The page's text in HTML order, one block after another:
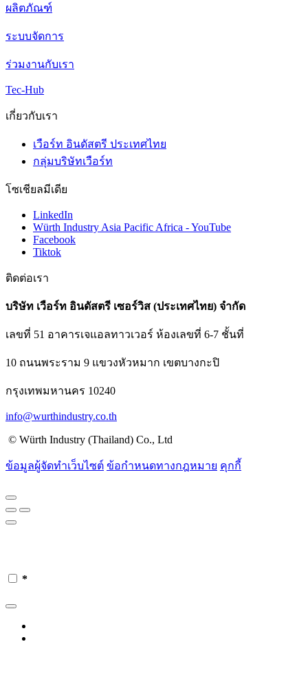
ผลิตภัณฑ์
ระบบจัดการ
ร่วมงานกับเรา
Tec-Hub
เกี่ยวกับเรา
เวือร์ท อินดัสตรี ประเทศไทย
กลุ่มบริษัทเวือร์ท
โซเชียลมีเดีย
LinkedIn
Würth Industry Asia Pacific Africa - YouTube
Facebook
Tiktok
ติดต่อเรา
บริษัท เวือร์ท อินดัสตรี เซอร์วิส (ประเทศไทย) จำกัด
เลขที่ 51 อาคารเจแอลทาวเวอร์ ห้องเลขที่ 6-7 ชั้นที่
10 ถนนพระราม 9 แขวงหัวหมาก เขตบางกะปิ
กรุงเทพมหานคร 10240
info@wurthindustry.co.th
© Würth Industry (Thailand) Co., Ltd
ข้อมูลผู้จัดทำเว็บไซต์ ข้อกำหนดทางกฎหมาย คุกกี้
*